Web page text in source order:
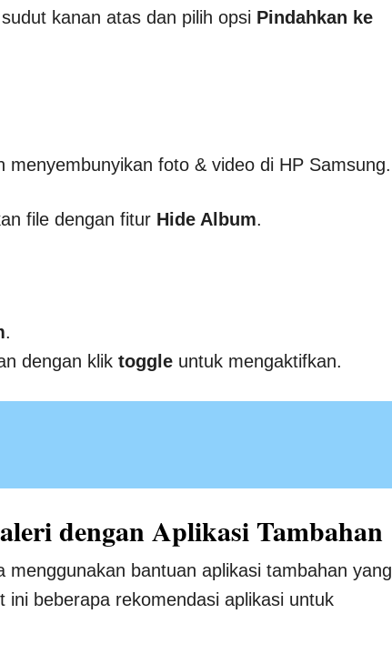
kanan atas dan pilih opsi Pindahkan ke
foto & video di HP Samsung.
file dengan fitur Hide Album.
.
dengan klik toggle untuk mengaktifkan.
dengan Aplikasi Tambahan
bantuan aplikasi tambahan yang
ini beberapa rekomendasi aplikasi untuk